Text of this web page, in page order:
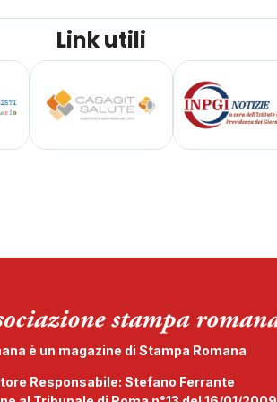
Link utili
è un magazine di Stampa Romana
Responsabile: Stefano Ferrante